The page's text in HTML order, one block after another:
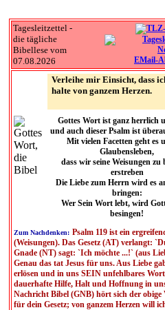
Tagesleitzettel -
die tägliche
Bibellese vom
07.08.2026
EMail-
Verleihe mir Einsicht, dass
halte von ganzem Herzen.
Gottes Wort ist ganz herrlich
und auch dieser Psalm ist
Mit vielen Facetten geht es
Glaubensleben,
dass wir seine Weisungen zu
erstreben
Die Liebe zum Herrn wird es
bringen:
Wer Sein Wort lebt, wird
besingen!
Zum Nachdenken: Psalm 119 ist ein
(Weisungen). Das Gesetz (AT) verlangt:
Gnade (NT) sagt: `Ich möchte ...!` (aus
Genau das tat Jesus für uns. Aus Liebe
erlösen und in uns SEIN unfehlbares
dauerhafte Hilfe, Halt und Hoffnung in
Nachricht Bibel (GNB) hört sich der
für dein Gesetz; von ganzem Herzen will